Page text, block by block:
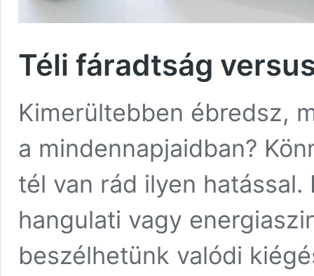
Téli fáradtság
Kimerültebben ébredsz,
a mindennapjaidban?
tél van rád ilyen
hangulati vagy
beszélhetünk valódi